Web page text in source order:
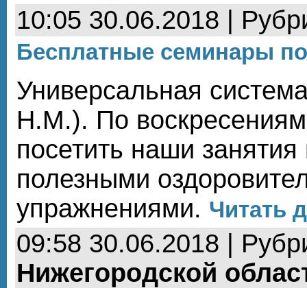
10:05 30.06.2018 |
Бесплатные семинары
Универсальная
Н.М.). По
посетить наши
полезными
упражнениями. Читать
09:58 30.06.2018 |
Нижегородской